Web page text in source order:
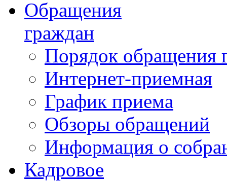
Обращения
граждан
Порядок обращения
Интернет-приемная
График приема
Обзоры обращений
Информация о
Кадровое